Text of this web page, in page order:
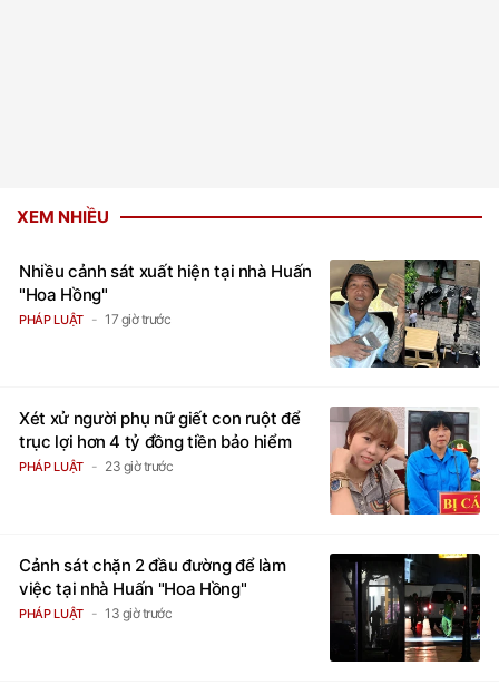
XEM NHIỀU
Nhiều cảnh sát xuất hiện tại nhà Huấn
"Hoa Hồng"
PHÁP LUẬT 17 giờ trước
Xét xử người phụ nữ giết con ruột để
trục lợi hơn 4 tỷ đồng tiền bảo hiểm
PHÁP LUẬT 23 giờ trước
Cảnh sát chặn 2 đầu đường để làm
việc tại nhà Huấn "Hoa Hồng"
PHÁP LUẬT 13 giờ trước